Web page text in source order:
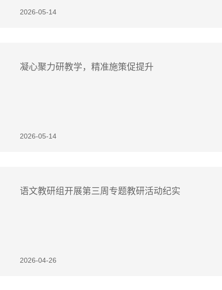
2026-05-14
凝心聚力研教学，精准施策促提升
2026-05-14
语文教研组开展第三周专题教研活动纪实
2026-04-26